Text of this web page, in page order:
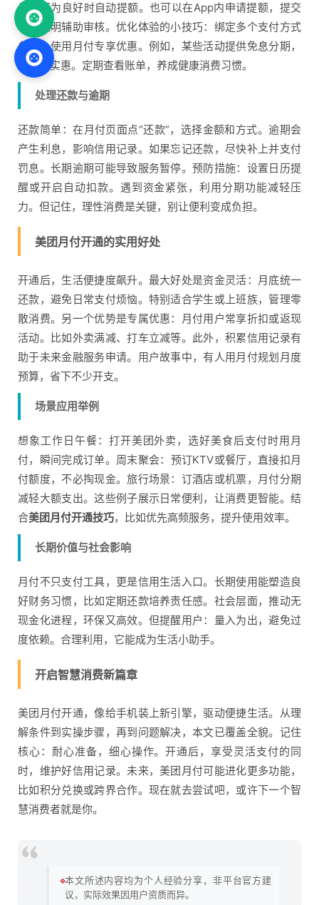
估，行为良好时自动提额。也可以在App内申请提额，提交
收入证明辅助审核。优化体验的小技巧：绑定多个支付方式
备选，使用月付专享优惠。例如，某些活动提供免息分期，
省钱又实惠。定期查看账单，养成健康消费习惯。
处理还款与逾期
还款简单：在月付页面点“还款”，选择金额和方式。逾期会
产生利息，影响信用记录。如果忘记还款，尽快补上并支付
罚息。长期逾期可能导致服务暂停。预防措施：设置日历提
醒或开启自动扣款。遇到资金紧张，利用分期功能减轻压
力。但记住，理性消费是关键，别让便利变成负担。
美团月付开通的实用好处
开通后，生活便捷度飙升。最大好处是资金灵活：月底统一
还款，避免日常支付烦恼。特别适合学生或上班族，管理零
散消费。另一个优势是专属优惠：月付用户常享折扣或返现
活动。比如外卖满减、打车立减等。此外，积累信用记录有
助于未来金融服务申请。用户故事中，有人用月付规划月度
预算，省下不少开支。
场景应用举例
想象工作日午餐：打开美团外卖，选好美食后支付时用月
付，瞬间完成订单。周末聚会：预订KTV或餐厅，直接扣月
付额度，不必掏现金。旅行场景：订酒店或机票，月付分期
减轻大额支出。这些例子展示日常便利，让消费更智能。结
合美团月付开通技巧，比如优先高频服务，提升使用效率。
长期价值与社会影响
月付不只支付工具，更是信用生活入口。长期使用能塑造良
好财务习惯，比如定期还款培养责任感。社会层面，推动无
现金化进程，环保又高效。但提醒用户：量入为出，避免过
度依赖。合理利用，它能成为生活小助手。
开启智慧消费新篇章
美团月付开通，像给手机装上新引擎，驱动便捷生活。从理
解条件到实操步骤，再到问题解决，本文已覆盖全貌。记住
核心：耐心准备，细心操作。开通后，享受灵活支付的同
时，维护好信用记录。未来，美团月付可能进化更多功能，
比如积分兑换或跨界合作。现在就去尝试吧，或许下一个智
慧消费者就是你。
🔹本文所述内容均为个人经验分享，非平台官方建
议，实际效果因用户资质而异。